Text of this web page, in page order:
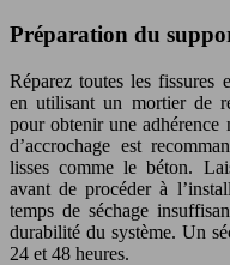
Préparation du
Réparez toutes les fissures
en utilisant un mortier de
pour obtenir une adhérence
d’accrochage est
lisses comme le béton.
avant de procéder à
temps de séchage
durabilité du système. Un
24 et 48 heures.